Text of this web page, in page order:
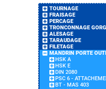
TOURNAGE
FRAISAGE
PERCAGE
TRONCONNAGE
ALESAGE
TARAUDAGE
FILETAGE
MANDRIN PORTE
HSK A
HSK E
DIN 2080
PSC 6 -
BT - MAS 403